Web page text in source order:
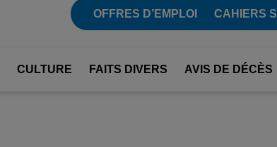
OFFRES D’EMPLOI CAHIERS
CULTURE FAITS DIVERS AVIS DE DÉCÈS